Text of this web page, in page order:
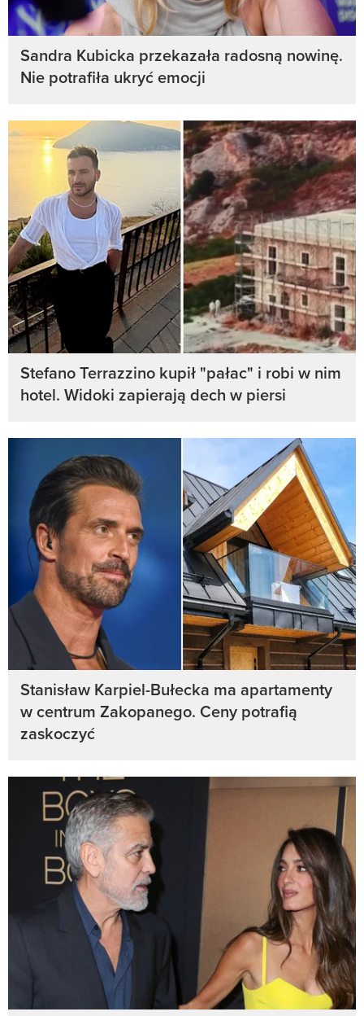
Sandra Kubicka przekazała radosną nowinę.
Nie potrafiła ukryć emocji
Stefano Terrazzino kupił "pałac" i robi w nim
hotel. Widoki zapierają dech w piersi
Stanisław Karpiel-Bułecka ma apartamenty
w centrum Zakopanego. Ceny potrafią
zaskoczyć